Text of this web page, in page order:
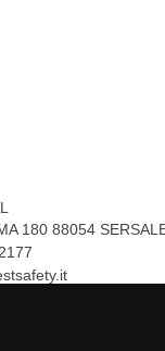
180 88054